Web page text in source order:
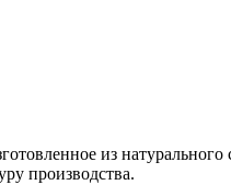
из
производства.